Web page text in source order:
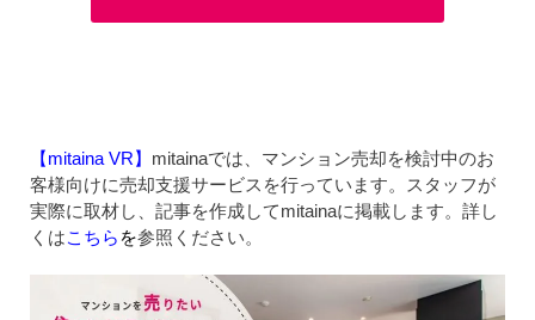
【mitaina VR】 mitainaでは、マンション売却を検討中のお
客様向けに売却支援サービスを行っています。スタッフが
実際に取材し、記事を作成してmitainaに掲載します。詳し
くはこちら を参照ください。